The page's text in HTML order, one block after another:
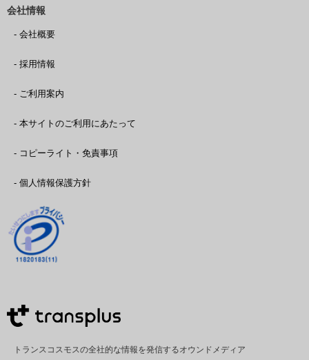
会社情報
- 会社概要
- 採用情報
- ご利用案内
- 本サイトのご利用にあたって
- コピーライト・免責事項
- 個人情報保護方針
トランスコスモスの全社的な情報を発信するオウンドメディア